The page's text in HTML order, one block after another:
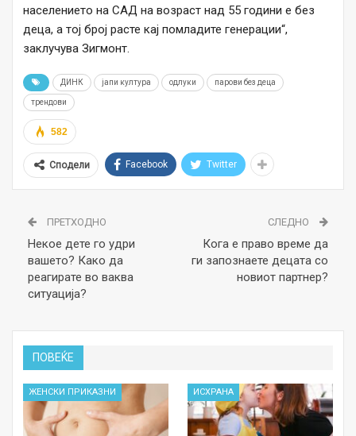
населението на САД на возраст над 55 години е без
деца, а тој број расте кај помладите генерации“,
заклучува Зигмонт.
ДИНК јапи култура одлуки парови без деца
трендови
582
Сподели Facebook Twitter
ПРЕТХОДНО
Некое дете го удри
вашето? Како да
реагирате во ваква
ситуација?
СЛЕДНО
Кога е право време да
ги запознаете децата со
новиот партнер?
ПОВЕЌЕ
ЖЕНСКИ ПРИКАЗНИ ИСХРАНА